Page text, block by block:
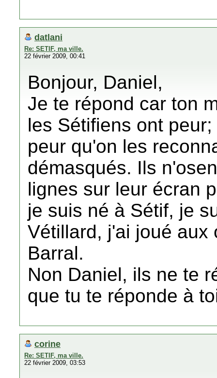
datlani
Re: SETIF, ma ville.
22 février 2009, 00:41
Bonjour, Daniel,
Je te répond car ton
les Sétifiens ont peur;
peur qu'on les
démasqués. Ils
lignes sur leur écran
je suis né à Sétif, je
Vétillard, j'ai joué aux
Barral.
Non Daniel, ils ne te
que tu te réponde à
corine
Re: SETIF, ma ville.
22 février 2009, 03:53